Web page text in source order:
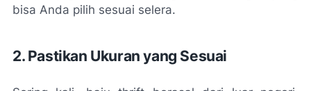
bisa Anda pilih sesuai selera.
2. Pastikan Ukuran yang Sesuai